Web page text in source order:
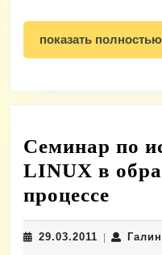
показать полностью
Семинар по
LINUX в
процессе
по
29.03.2011 29.03.2011